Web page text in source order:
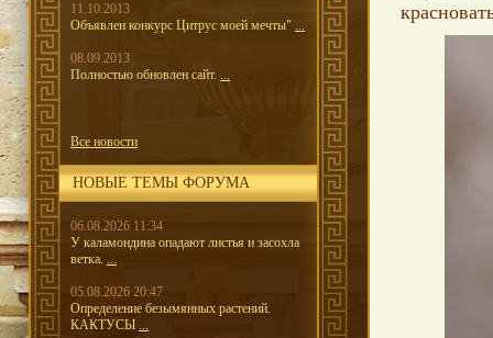
11.10.2013
Объявлен конкурс Цитрус моей мечты" ...
08.09.2013
Полностью обновлен сайт. ...
Все новости
НОВЫЕ ТЕМЫ ФОРУМА
06.08.2026 11:34
У каламондина опадают листья и засохла
ветка. ...
05.08.2026 20:47
Определение безымянных растений.
КАКТУСЫ ...